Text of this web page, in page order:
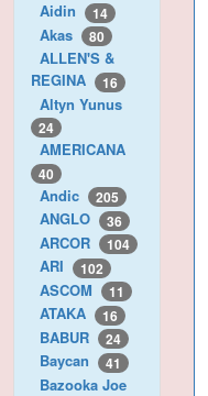
Aidin 14
Akas 80
ALLEN'S &
REGINA
16
Altyn Yunus
24
AMERICANA
40
Andic 205
ANGLO 36
ARCOR 104
ARI 102
ASCOM 11
ATAKA 16
BABUR 24
Baycan 41
Bazooka Joe